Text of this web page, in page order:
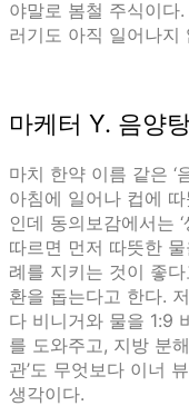
야말로 봄철 주식이다
러기도 아직 일어나지
마케터 Y. 음양
마치 한약 이름 같은 ‘
아침에 일어나 컵에
인데 동의보감에서는
따르면 먼저 따뜻한
례를 지키는 것이 좋
환을 돕는다고 한다.
다 비니거와 물을 1:9
를 도와주고, 지방 분
관’도 무엇보다 이너
생각이다.